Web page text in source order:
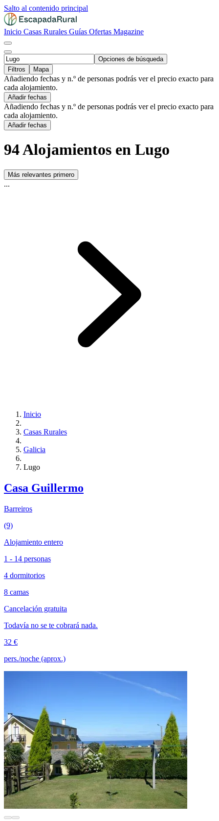
Salto al contenido principal
Inicio Casas Rurales Guías Ofertas Magazine
Opciones de búsqueda
Filtros
Mapa
Añadiendo fechas y n.º de personas podrás ver el precio exacto para
cada alojamiento.
Añadir fechas
Añadiendo fechas y n.º de personas podrás ver el precio exacto para
cada alojamiento.
Añadir fechas
94 Alojamientos en Lugo
Más relevantes primero
...
Inicio
Casas Rurales
Galicia
Lugo
Casa Guillermo
Barreiros
(9)
Alojamiento entero
1 - 14 personas
4 dormitorios
8 camas
Cancelación gratuita
Todavía no se te cobrará nada.
32 €
pers./noche (aprox.)